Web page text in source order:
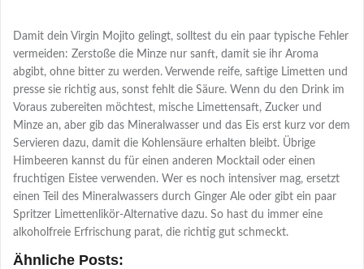
Damit dein Virgin Mojito gelingt, solltest du ein paar typische Fehler
vermeiden: Zerstoße die Minze nur sanft, damit sie ihr Aroma
abgibt, ohne bitter zu werden. Verwende reife, saftige Limetten und
presse sie richtig aus, sonst fehlt die Säure. Wenn du den Drink im
Voraus zubereiten möchtest, mische Limettensaft, Zucker und
Minze an, aber gib das Mineralwasser und das Eis erst kurz vor dem
Servieren dazu, damit die Kohlensäure erhalten bleibt. Übrige
Himbeeren kannst du für einen anderen Mocktail oder einen
fruchtigen Eistee verwenden. Wer es noch intensiver mag, ersetzt
einen Teil des Mineralwassers durch Ginger Ale oder gibt ein paar
Spritzer Limettenlikör-Alternative dazu. So hast du immer eine
alkoholfreie Erfrischung parat, die richtig gut schmeckt.
Ähnliche Posts: